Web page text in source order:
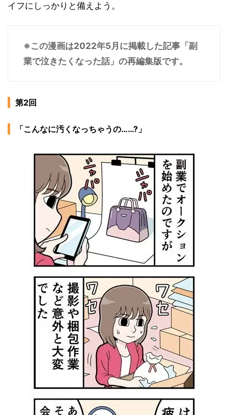
イフにしっかりと備えよう。
※この漫画は2022年5月に掲載した記事「副
業で泣きたくなった話」の再編集版です。
第2回
「こんなに汚くなっちゃうの……?」